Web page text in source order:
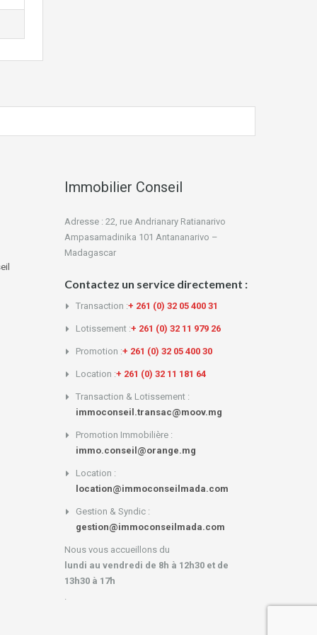
Immobilier Conseil
Adresse : 22, rue Andrianary Ratianarivo
Ampasamadinika 101 Antananarivo –
Madagascar
Contactez un service directement :
Transaction :+ 261 (0) 32 05 400 31
Lotissement :+ 261 (0) 32 11 979 26
Promotion :+ 261 (0) 32 05 400 30
Location :+ 261 (0) 32 11 181 64
Transaction & Lotissement :
immoconseil.transac@moov.mg
Promotion Immobilière :
immo.conseil@orange.mg
Location :
location@immoconseilmada.com
Gestion & Syndic :
gestion@immoconseilmada.com
Nous vous accueillons du
lundi au vendredi de 8h à 12h30 et de
13h30 à 17h
.